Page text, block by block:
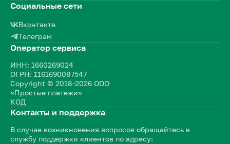
Социальные сети
Вконтакте
Телеграм
Оператор сервиса
ИНН: 1660269024
ОГРН: 1161690087547
Copyright © 2018-2026 ООО
«Простые платежи»
КОД
Контакты и поддержка
В случае возникновения вопросов обращайтесь в
службу поддержки клиентов по адресу: